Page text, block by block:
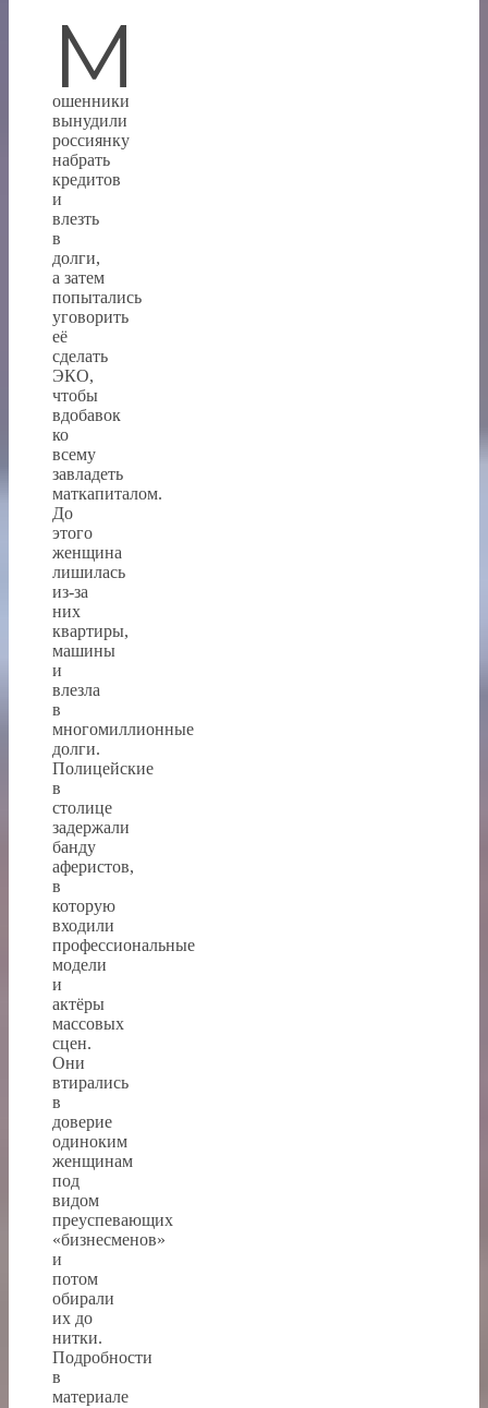
М
ошенники
вынудили
россиянку
набрать
кредитов
и
влезть
в
долги,
а затем
попытались
уговорить
её
сделать
ЭКО,
чтобы
вдобавок
ко
всему
завладеть
маткапиталом.
До
этого
женщина
лишилась
из-за
них
квартиры,
машины
и
влезла
в
многомиллионные
долги.
Полицейские
в
столице
задержали
банду
аферистов,
в
которую
входили
профессиональные
модели
и
актёры
массовых
сцен.
Они
втирались
в
доверие
одиноким
женщинам
под
видом
преуспевающих
«бизнесменов»
и
потом
обирали
их до
нитки.
Подробности
в
материале